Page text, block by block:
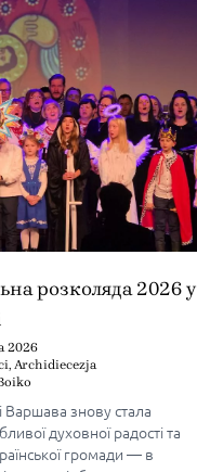
розколяда 2026 у
2026
, Archidiecezja
Варшава знову стала
духовної радості та
громади — в